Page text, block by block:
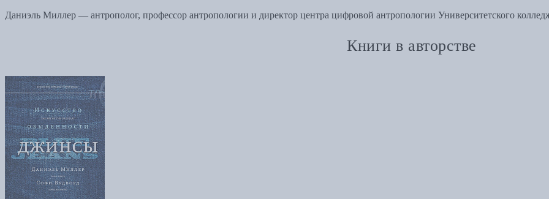
Даниэль Миллер — антрополог, профессор антропологии и директор центра цифровой антропологии Университетского
Книги в авторстве